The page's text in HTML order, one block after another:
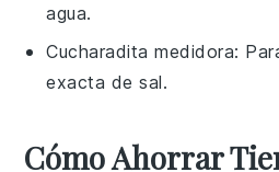
agua.
Cucharadita medidora:
exacta de sal.
Cómo Ahorrar